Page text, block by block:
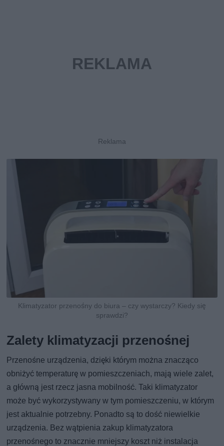
Klimatyzator przenośny do biura – czy wystarczy? Kiedy się
sprawdzi?
Zalety klimatyzacji przenośnej
Przenośne urządzenia, dzięki którym można znacząco
obniżyć temperaturę w pomieszczeniach, mają wiele zalet,
a główną jest rzecz jasna mobilność. Taki klimatyzator
może być wykorzystywany w tym pomieszczeniu, w którym
jest aktualnie potrzebny. Ponadto są to dość niewielkie
urządzenia. Bez wątpienia zakup klimatyzatora
przenośnego to znacznie mniejszy koszt niż instalacja